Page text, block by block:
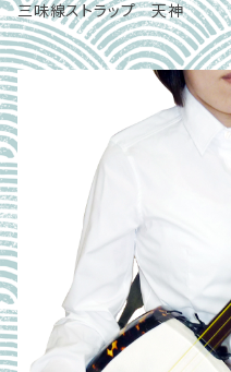
三味線ストラップ 天神